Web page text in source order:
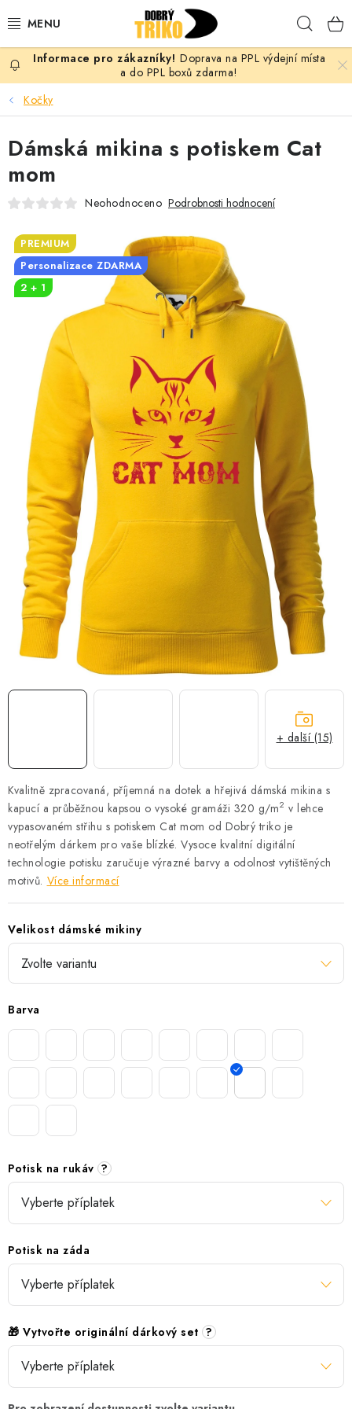
na
PRO ŽENY
PRO MUŽE
PRO DĚTI
PRO PÁRY
VLASTNÍ MOTIV
MIKINY
OKAMŽITĚ K ODBĚRU
B2B
MÁM SRDCE POMÁHÁM
VÁNOCE
PROVIZNÍ SYSTÉM
O nás Časté otázky
Obchodní podmínky
Zásady zpracování ochrany osobních údajů
Napište nám
Doprava na PPL výdejní místa
a do PPL boxů zdarma!
Kočky
Kvalitně zpracovaná, příjemná na dotek a hřejivá dámská mikina s
kapucí a průběžnou kapsou o vysoké gramáži 320 g/m2 v lehce
vypasovaném střihu s potiskem Cat mom od Dobrý triko je
neotřelým dárkem pro vaše blízké. Vysoce kvalitní digitální
technologie potisku zaručuje výrazné barvy a odolnost vytištěných
motivů. Více informací
Velikost dámské mikiny
Barva
Potisk na rukáv ?
Potisk na záda
🎁 Vytvořte originální dárkový set ?
Dámská mikina s potiskem Cat
mom
Neohodnoceno Podrobnosti hodnocení
PREMIUM
Personalizace ZDARMA
2 + 1
+ další (15)